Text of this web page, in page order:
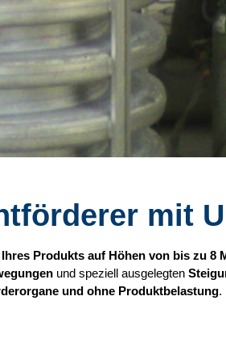
mit
Produkts auf Höhen von bis zu 8
und speziell ausgelegten
und ohne Produktbelastung.